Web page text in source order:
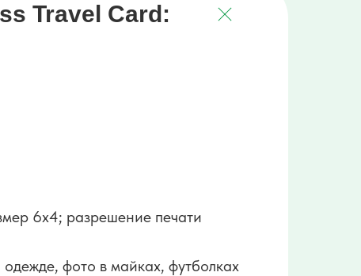
Travel Card:
6x4; разрешение печати
фото в майках, футболках